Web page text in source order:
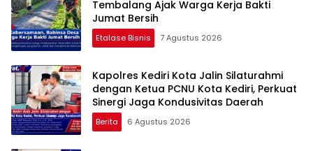
Tembalang Ajak Warga Kerja Bakti
Jumat Bersih
Etalase Bisnis 7 Agustus 2026
Kapolres Kediri Kota Jalin Silaturahmi
dengan Ketua PCNU Kota Kediri, Perkuat
Sinergi Jaga Kondusivitas Daerah
Berita 6 Agustus 2026